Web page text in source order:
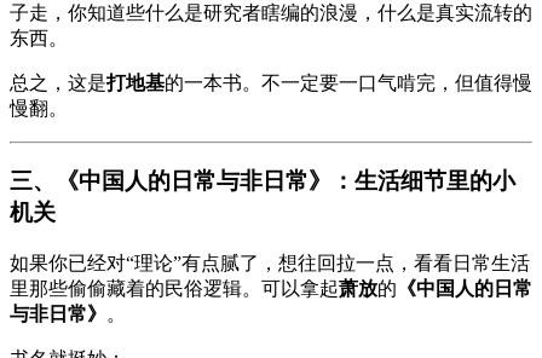
子走，你知道些什么是研究者瞎编的浪漫，什么是真实流转的
东西。
总之，这是打地基的一本书。不一定要一口气啃完，但值得慢
慢翻。
三、《中国人的日常与非日常》：生活细节里的小
机关
如果你已经对“理论”有点腻了，想往回拉一点，看看日常生活
里那些偷偷藏着的民俗逻辑。可以拿起萧放的 《中国人的日常
与非日常》 。